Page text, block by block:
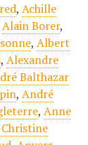
, Achille
Alain Borer,
, Albert
, Alexandre
Balthazar
, André
, Anne